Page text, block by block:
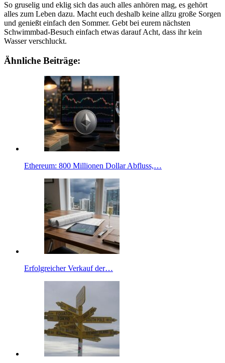
So gruselig und eklig sich das auch alles anhören mag, es gehört
alles zum Leben dazu. Macht euch deshalb keine allzu große Sorgen
und genießt einfach den Sommer. Gebt bei eurem nächsten
Schwimmbad-Besuch einfach etwas darauf Acht, dass ihr kein
Wasser verschluckt.
Ähnliche Beiträge:
Ethereum: 800 Millionen Dollar Abfluss,…
Erfolgreicher Verkauf der…